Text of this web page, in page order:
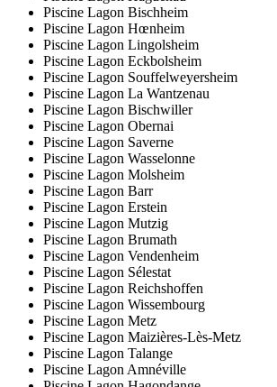
Piscine Lagon Bischheim
Piscine Lagon Hœnheim
Piscine Lagon Lingolsheim
Piscine Lagon Eckbolsheim
Piscine Lagon Souffelweyersheim
Piscine Lagon La Wantzenau
Piscine Lagon Bischwiller
Piscine Lagon Obernai
Piscine Lagon Saverne
Piscine Lagon Wasselonne
Piscine Lagon Molsheim
Piscine Lagon Barr
Piscine Lagon Erstein
Piscine Lagon Mutzig
Piscine Lagon Brumath
Piscine Lagon Vendenheim
Piscine Lagon Sélestat
Piscine Lagon Reichshoffen
Piscine Lagon Wissembourg
Piscine Lagon Metz
Piscine Lagon Maizières-Lès-Metz
Piscine Lagon Talange
Piscine Lagon Amnéville